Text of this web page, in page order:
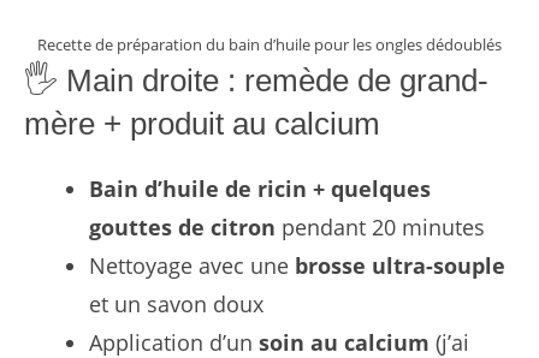
Recette de préparation du bain d’huile pour les ongles dédoublés
🖐️ Main droite : remède de grand-
mère + produit au calcium
Bain d’huile de ricin + quelques
gouttes de citron pendant 20 minutes
Nettoyage avec une brosse ultra-souple
et un savon doux
Application d’un soin au calcium (j’ai